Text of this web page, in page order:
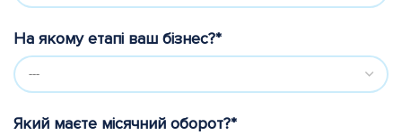
На якому етапі ваш бізнес?*
Який маєте місячний оборот?*